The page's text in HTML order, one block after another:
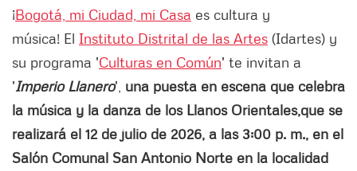
¡Bogotá, mi Ciudad, mi Casa es cultura y
música! El Instituto Distrital de las Artes (Idartes) y
su programa 'Culturas en Común' te invitan a
'Imperio Llanero', una puesta en escena que celebra
la música y la danza de los Llanos Orientales,que se
realizará el 12 de julio de 2026, a las 3:00 p. m., en el
Salón Comunal San Antonio Norte en la localidad